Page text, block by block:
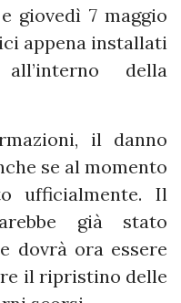
giovedì 7 maggio
appena installati
della
il danno
se al momento
ufficialmente. Il
già stato
dovrà ora essere
il ripristino delle